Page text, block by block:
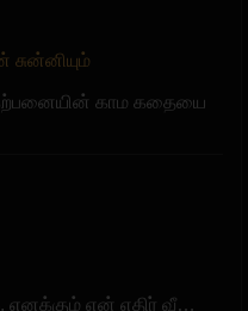
சுன்னியு‌ம்
காம கதையை
எனக்கும் என் எதிர் வீ…